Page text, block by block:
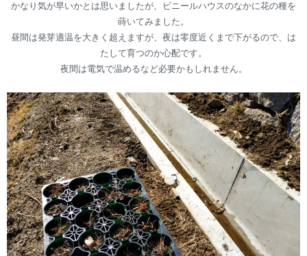
かなり気が早いかとは思いましたが、ビニールハウスのなかに花の種を
蒔いてみました。
昼間は発芽適温を大きく超えますが、夜は零度近くまで下がるので、は
たして育つのか心配です。
夜間は電気で温めるなど必要かもしれません。